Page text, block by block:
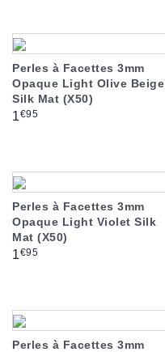
Perles à Facettes 3mm
Opaque Light Olive Beige
Silk Mat (X50)
Prix
1€95
Perles à Facettes 3mm
Opaque Light Violet Silk
Mat (X50)
Prix
1€95
Perles à Facettes 3mm